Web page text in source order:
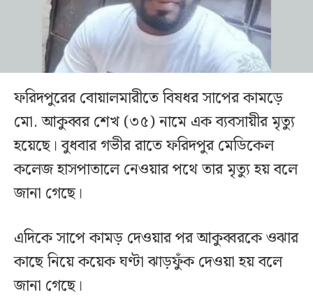
ফরিদপুরের বোয়ালমারীতে বিষধর সাপের কামড়ে
মো. আকুব্বর শেখ (৩৫) নামে এক ব্যবসায়ীর মৃত্যু
হয়েছে। বুধবার গভীর রাতে ফরিদপুর মেডিকেল
কলেজ হাসপাতালে নেওয়ার পথে তার মৃত্যু হয় বলে
জানা গেছে।
এদিকে সাপে কামড় দেওয়ার পর আকুব্বরকে ওঝার
কাছে নিয়ে কয়েক ঘণ্টা ঝাড়ফুঁক দেওয়া হয় বলে
জানা গেছে।